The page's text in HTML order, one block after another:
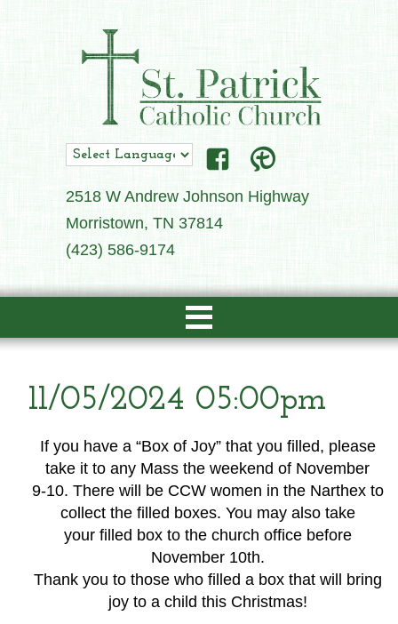
2518 W Andrew Johnson Highway
Morristown, TN 37814
(423) 586-9174
11/05/2024 05:00pm
If you have a “Box of Joy” that you filled, please
take it to any Mass the weekend of November
9-10. There will be CCW women in the Narthex to
collect the filled boxes. You may also take
your filled box to the church office before
November 10th.
Thank you to those who filled a box that will bring
joy to a child this Christmas!